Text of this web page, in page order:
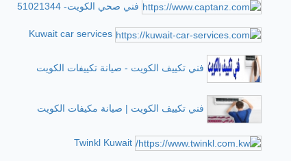
فني صحي الكويت- 51021344
Kuwait car services
فني تكييف الكويت - صيانة تكييفات الكويت
فني تكييف الكويت | صيانة مكيفات الكويت
Twinkl Kuwait